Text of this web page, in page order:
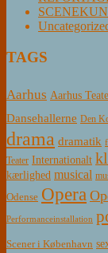
TAGS
Aarhus Aarhus
Dansehallerne Den
drama dramatik
Teater Internationalt
kærlighed musical
Odense Opera
Performanceinstallation
Scener i København